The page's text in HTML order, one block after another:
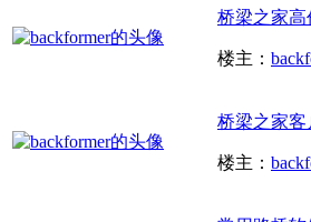
桥梁之家
楼主：
桥梁之家客
楼主：